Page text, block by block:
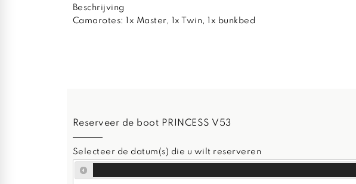
Beschrijving
Camarotes: 1x Master, 1x Twin, 1x bunkbed
Reserveer de boot PRINCESS V53
Selecteer de datum(s) die u wilt reserveren